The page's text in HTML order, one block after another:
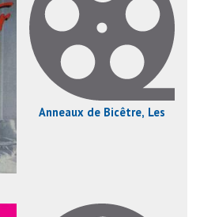
Anneaux de Bicêtre, Les